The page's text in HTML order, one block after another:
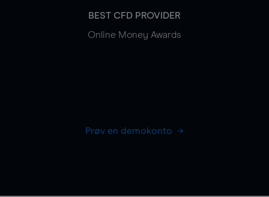
BEST CFD PROVIDER
Online Money Awards
Prøv en demokonto